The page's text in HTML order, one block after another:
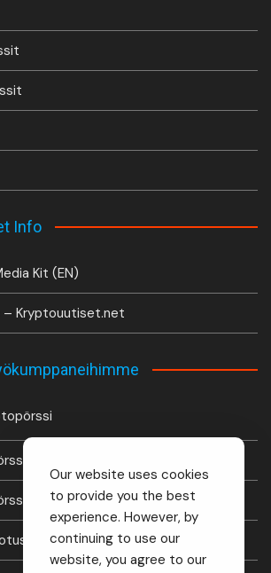
Info
Kit (EN)
Kryptouutiset.net
laskuri
Our website uses cookies
to provide you the best
experience. However, by
continuing to use our
website, you agree to our